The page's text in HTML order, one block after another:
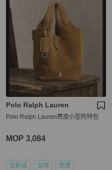
Polo Ralph Lauren
Polo Ralph Lauren麂皮小型托特包
MOP 3,084
全新品 台灣 免運